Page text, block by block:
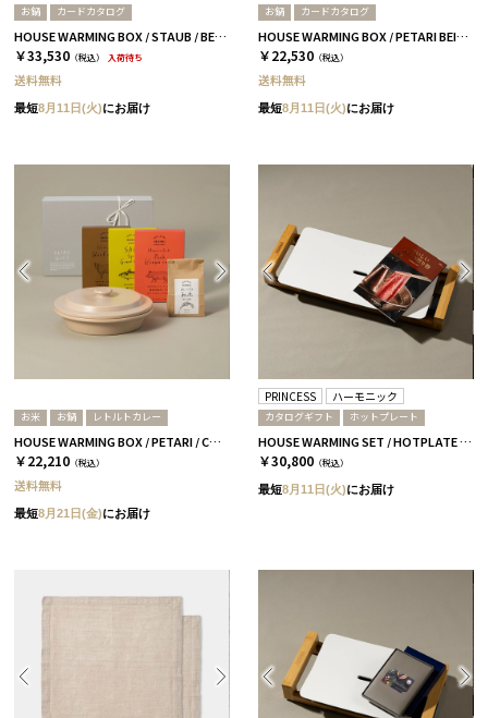
お鍋 カードカタログ
HOUSE WARMING BOX / STAUB / BEST GOURMET BLACK
￥33,530 （税込） 入荷待ち
送料無料
最短8月11日(火)にお届け
お鍋 カードカタログ
HOUSE WARMING BOX / PETARI BEIGE / CATALOG アリーグル
￥22,530 （税込）
送料無料
最短8月11日(火)にお届け
お米 お鍋 レトルトカレー
HOUSE WARMING BOX / PETARI / CURRY&RICE PETARI BEIGE
￥22,210 （税込）
送料無料
最短8月21日(金)にお届け
PRINCESS ハーモニック
カタログギフト ホットプレート
HOUSE WARMING SET / HOTPLATE & FOOD CATALOG HMC
￥30,800 （税込）
最短8月11日(火)にお届け